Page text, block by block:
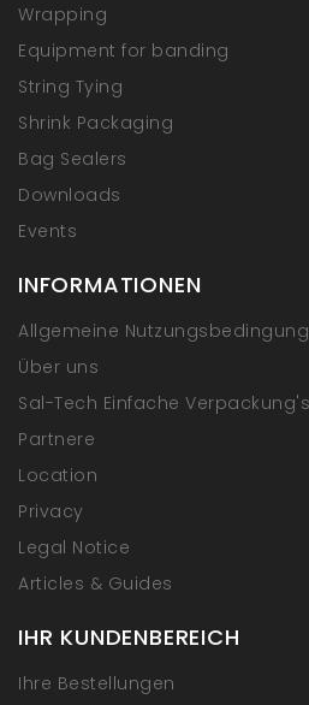
Wrapping
Equipment for banding
String Tying
Shrink Packaging
Bag Sealers
Downloads
Events
INFORMATIONEN
Allgemeine
Über uns
Sal-Tech Einfache
Partnere
Location
Privacy
Legal Notice
Articles & Guides
IHR KUNDENBEREICH
Ihre Bestellungen